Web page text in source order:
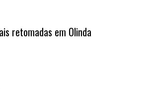
retomadas em Olinda